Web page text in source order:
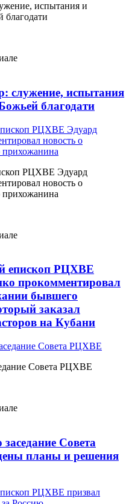
испытания и
благодати
служение, испытания
благодати
РЦХВЕ Эдуард
новость о
епископ РЦХВЕ
прокомментировал
бывшего
заказал
на Кубани
Совета РЦХВЕ
Совета
планы и решения